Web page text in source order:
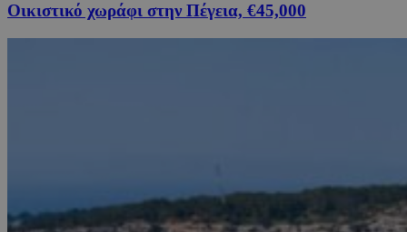
Οικιστικό χωράφι στην Πέγεια, €45,000